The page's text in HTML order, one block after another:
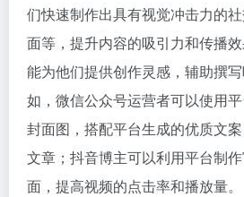
们快速制作出具有视觉冲击力的
面等，提升内容的吸引力和传播
能为他们提供创作灵感，辅助撰
如，微信公众号运营者可以使用
封面图，搭配平台生成的优质文
文章；抖音博主可以利用平台制
面，提高视频的点击率和播放量。